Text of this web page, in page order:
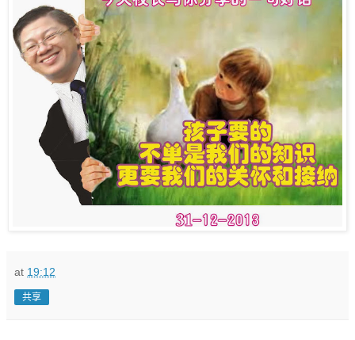
at 19:12
共享